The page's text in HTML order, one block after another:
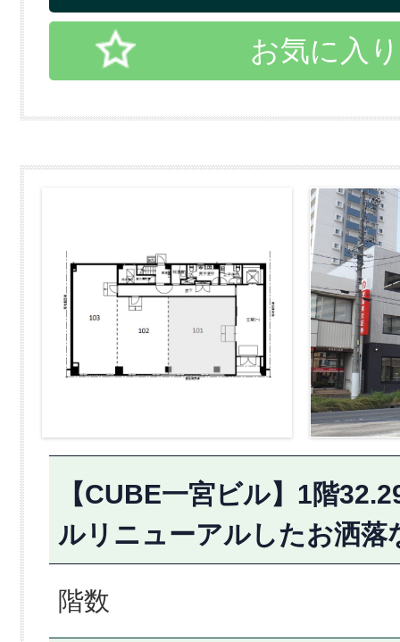
お気に入
【CUBE一宮ビル】1階
ルリニューアルしたお洒落
階数